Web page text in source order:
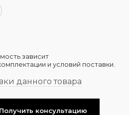
зависит
и условий поставки.
данного товара
Получить консультацию